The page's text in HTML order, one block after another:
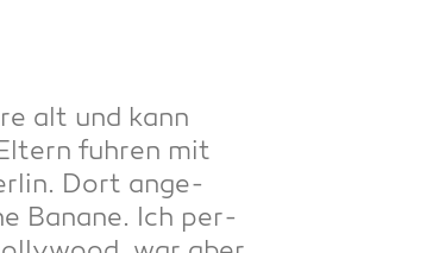
alt und kann
fuh­ren mit
Dort ange­
Bana­ne. Ich per­